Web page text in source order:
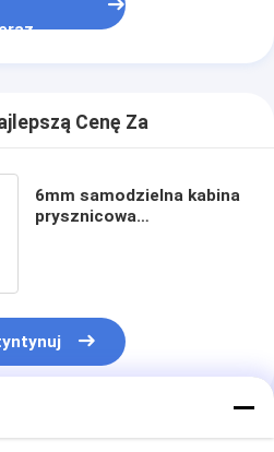
Cenę Za
6mm samodzielna kabina
prysznicowa